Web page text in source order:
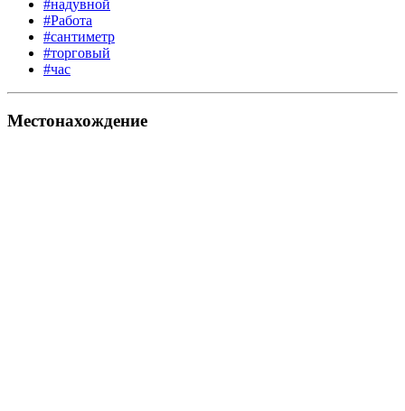
#надувной
#Работа
#сантиметр
#торговый
#час
Местонахождение